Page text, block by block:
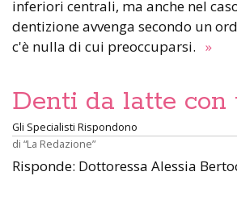
inferiori centrali, ma anche nel
dentizione avvenga secondo un
c'è nulla di cui preoccuparsi. »
Denti da latte con
Gli Specialisti Rispondono
di “La Redazione”
Risponde: Dottoressa Alessia